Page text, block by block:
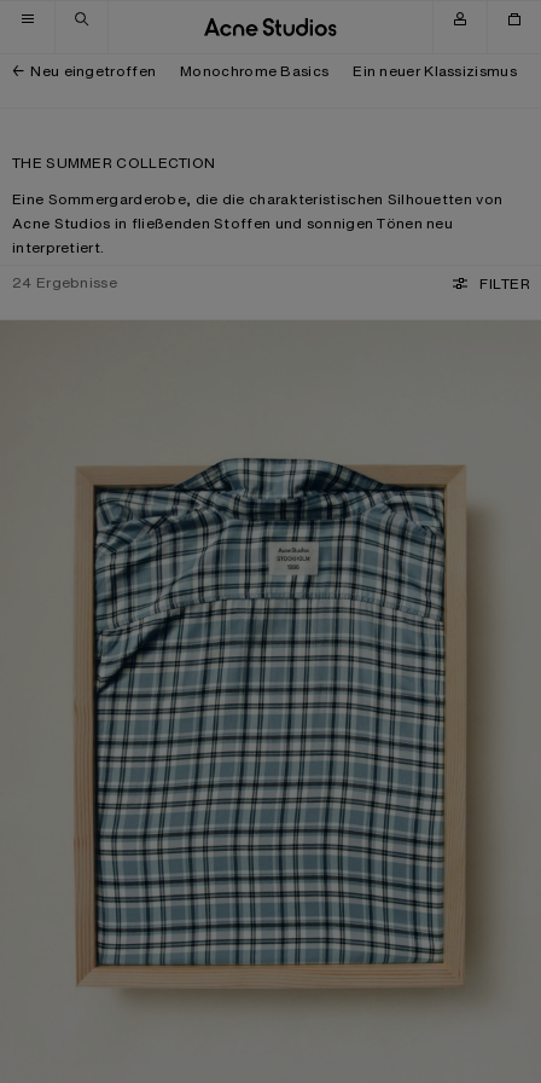
Zur Navigation wechseln
Zum Hauptinhalt wechseln
Zum Footer wechseln
Neu eingetroffen Monochrome Basics Ein neuer Klassizismus
THE SUMMER COLLECTION
Eine Sommergarderobe, die die charakteristischen Silhouetten von
Acne Studios in fließenden Stoffen und sonnigen Tönen neu
interpretiert.
24 Ergebnisse FILTER